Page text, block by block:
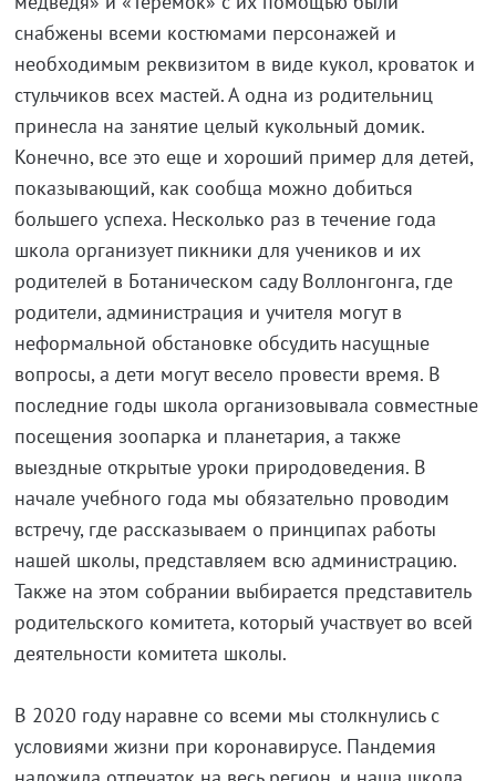
снабжены всеми костюмами персонажей и
необходимым реквизитом в виде кукол, кроваток и
стульчиков всех мастей. А одна из родительниц
принесла на занятие целый кукольный домик.
Конечно, все это еще и хороший пример для детей,
показывающий, как сообща можно добиться
большего успеха. Несколько раз в течение года
школа организует пикники для учеников и их
родителей в Ботаническом саду Воллонгонга, где
родители, администрация и учителя могут в
неформальной обстановке обсудить насущные
вопросы, а дети могут весело провести время. В
последние годы школа организовывала совместные
посещения зоопарка и планетария, а также
выездные открытые уроки природоведения. В
начале учебного года мы обязательно проводим
встречу, где рассказываем о принципах работы
нашей школы, представляем всю администрацию.
Также на этом собрании выбирается представитель
родительского комитета, который участвует во всей
деятельности комитета школы.
В 2020 году наравне со всеми мы столкнулись с
условиями жизни при коронавирусе. Пандемия